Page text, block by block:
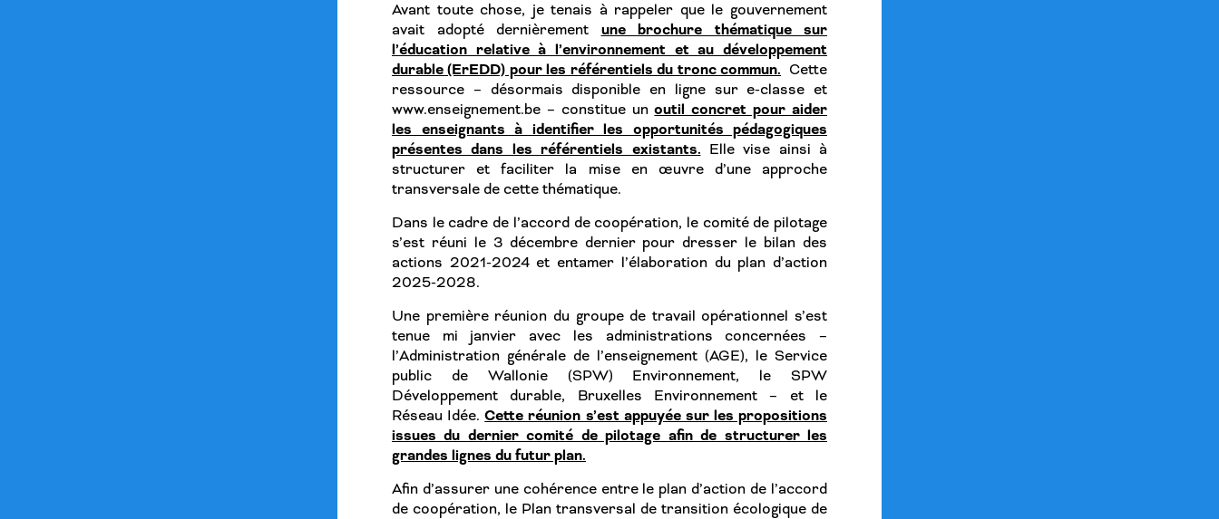
Avant toute chose, je tenais à rappeler que le gouvernement
avait adopté dernièrement une brochure thématique sur
l’éducation relative à l’environnement et au développement
durable (ErEDD) pour les référentiels du tronc commun. Cette
ressource – désormais disponible en ligne sur e-classe et
www.enseignement.be – constitue unoutil concret pour aider
les enseignants à identifier les opportunités pédagogiques
présentes dans les référentiels existants. Elle vise ainsi à
structurer et faciliter la mise en œuvre d’une approche
transversale de cette thématique.
Dans le cadre de l’accord de coopération, le comité de pilotage
s’est réuni le 3 décembre dernier pour dresser le bilan des
actions 2021-2024 et entamer l’élaboration du plan d’action
2025-2028.
Une première réunion du groupe de travail opérationnel s’est
tenue mi janvier avec les administrations concernées –
l’Administration générale de l’enseignement (AGE), le Service
public de Wallonie (SPW) Environnement, le SPW
Développement durable, Bruxelles Environnement – et le
Réseau Idée.Cette réunion s’est appuyée sur les propositions
issues du dernier comité de pilotage afin de structurer les
grandes lignes du futur plan.
Afin d’assurer une cohérence entre le plan d’action de l’accord
de coopération, le Plan transversal de transition écologique de